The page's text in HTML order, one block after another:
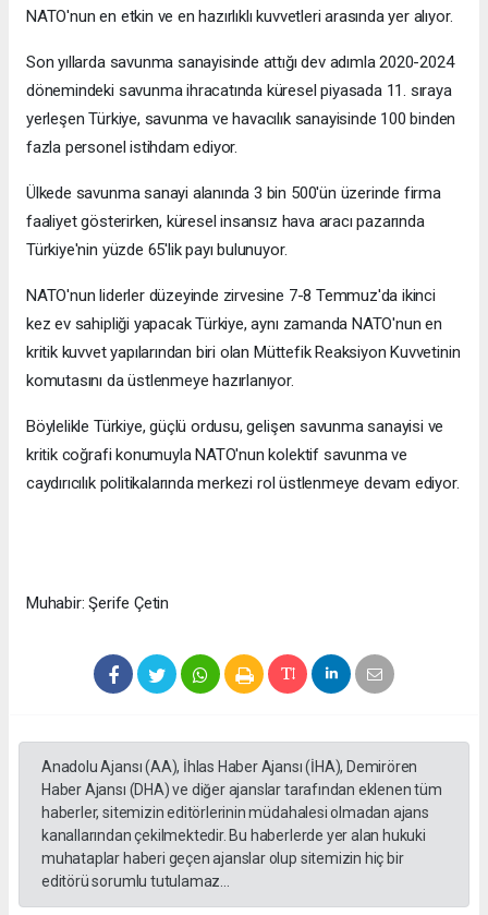
NATO'nun en etkin ve en hazırlıklı kuvvetleri arasında yer alıyor.
Son yıllarda savunma sanayisinde attığı dev adımla 2020-2024
dönemindeki savunma ihracatında küresel piyasada 11. sıraya
yerleşen Türkiye, savunma ve havacılık sanayisinde 100 binden
fazla personel istihdam ediyor.
Ülkede savunma sanayi alanında 3 bin 500'ün üzerinde firma
faaliyet gösterirken, küresel insansız hava aracı pazarında
Türkiye'nin yüzde 65'lik payı bulunuyor.
NATO'nun liderler düzeyinde zirvesine 7-8 Temmuz'da ikinci
kez ev sahipliği yapacak Türkiye, aynı zamanda NATO'nun en
kritik kuvvet yapılarından biri olan Müttefik Reaksiyon Kuvvetinin
komutasını da üstlenmeye hazırlanıyor.
Böylelikle Türkiye, güçlü ordusu, gelişen savunma sanayisi ve
kritik coğrafi konumuyla NATO'nun kolektif savunma ve
caydırıcılık politikalarında merkezi rol üstlenmeye devam ediyor.
Muhabir: Şerife Çetin
Anadolu Ajansı (AA), İhlas Haber Ajansı (İHA), Demirören
Haber Ajansı (DHA) ve diğer ajanslar tarafından eklenen tüm
haberler, sitemizin editörlerinin müdahalesi olmadan ajans
kanallarından çekilmektedir. Bu haberlerde yer alan hukuki
muhataplar haberi geçen ajanslar olup sitemizin hiç bir
editörü sorumlu tutulamaz...